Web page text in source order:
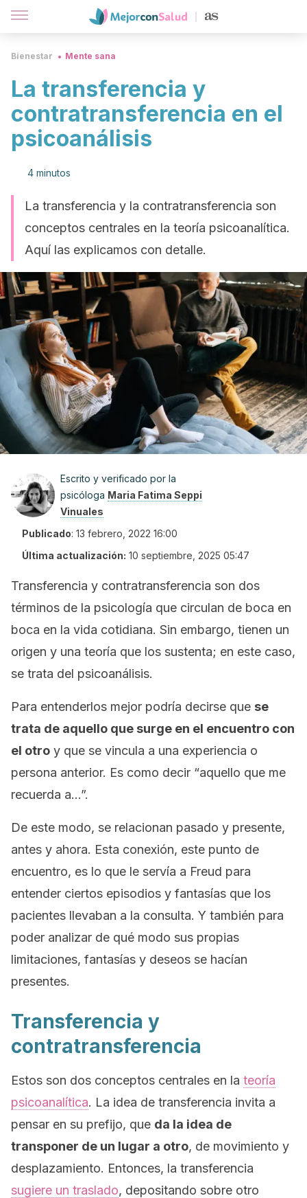
Bienestar Mente sana
La transferencia y
contratransferencia en el
psicoanálisis
4 minutos
La transferencia y la contratransferencia son
conceptos centrales en la teoría psicoanalítica.
Aquí las explicamos con detalle.
Escrito y verificado por la
psicóloga Maria Fatima Seppi
Vinuales
Publicado: 13 febrero, 2022 16:00
Última actualización: 10 septiembre, 2025 05:47
Transferencia y contratransferencia son dos
términos de la psicología que circulan de boca en
boca en la vida cotidiana. Sin embargo, tienen un
origen y una teoría que los sustenta; en este caso,
se trata del psicoanálisis.
Para entenderlos mejor podría decirse que se
trata de aquello que surge en el encuentro con
el otro y que se vincula a una experiencia o
persona anterior. Es como decir “aquello que me
recuerda a…”.
De este modo, se relacionan pasado y presente,
antes y ahora. Esta conexión, este punto de
encuentro, es lo que le servía a Freud para
entender ciertos episodios y fantasías que los
pacientes llevaban a la consulta. Y también para
poder analizar de qué modo sus propias
limitaciones, fantasías y deseos se hacían
presentes.
Transferencia y
contratransferencia
Estos son dos conceptos centrales en la teoría
psicoanalítica. La idea de transferencia invita a
pensar en su prefijo, que da la idea de
transponer de un lugar a otro, de movimiento y
desplazamiento. Entonces, la transferencia
sugiere un traslado, depositando sobre otro